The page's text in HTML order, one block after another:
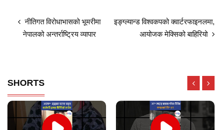
नीतिगत विरोधाभासको भूमरीमा
नेपालको अन्तर्राष्ट्रिय व्यापार
इङ्ग्ल्यान्ड विश्वकपको क्वार्टरफाइनलमा,
आयोजक मेक्सिको बाहिरियो
SHORTS